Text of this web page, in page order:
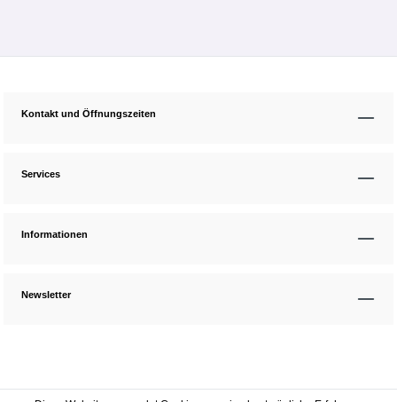
Kontakt und Öffnungszeiten
Services
Informationen
Newsletter